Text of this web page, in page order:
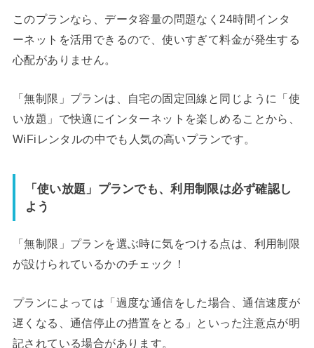
このプランなら、データ容量の問題なく24時間インタ
ーネットを活用できるので、使いすぎて料金が発生する
心配がありません。
「無制限」プランは、自宅の固定回線と同じように「使
い放題」で快適にインターネットを楽しめることから、
WiFiレンタルの中でも人気の高いプランです。
「使い放題」プランでも、利用制限は必ず確認し
よう
「無制限」プランを選ぶ時に気をつける点は、利用制限
が設けられているかのチェック！
プランによっては「過度な通信をした場合、通信速度が
遅くなる、通信停止の措置をとる」といった注意点が明
記されている場合があります。